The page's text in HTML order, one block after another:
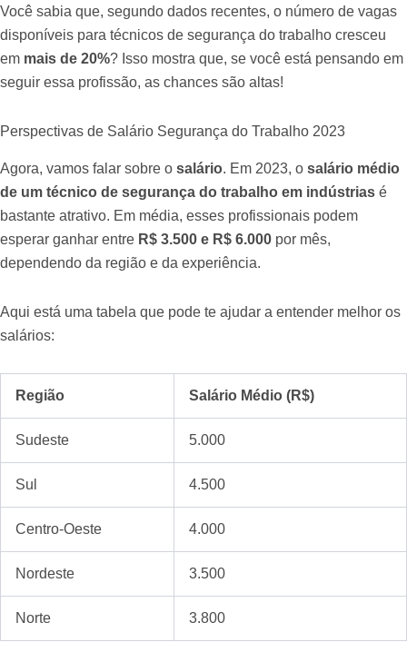
Você sabia que, segundo dados recentes, o número de vagas
disponíveis para técnicos de segurança do trabalho cresceu
em mais de 20%? Isso mostra que, se você está pensando em
seguir essa profissão, as chances são altas!
Perspectivas de Salário Segurança do Trabalho 2023
Agora, vamos falar sobre o salário. Em 2023, o salário médio
de um técnico de segurança do trabalho em indústrias é
bastante atrativo. Em média, esses profissionais podem
esperar ganhar entre R$ 3.500 e R$ 6.000 por mês,
dependendo da região e da experiência.
Aqui está uma tabela que pode te ajudar a entender melhor os
salários:
Região Salário Médio (R$)
Sudeste 5.000
Sul 4.500
Centro-Oeste 4.000
Nordeste 3.500
Norte 3.800